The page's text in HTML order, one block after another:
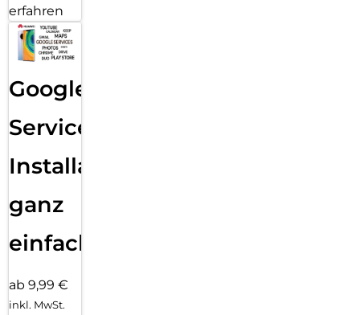
erfahren
Google
Services
Installation
ganz
einfach
ab 9,99 €
inkl. MwSt.